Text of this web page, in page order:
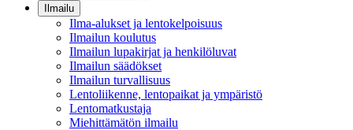
Ilmailu
Ilma-alukset ja lentokelpoisuus
Ilmailun koulutus
Ilmailun lupakirjat ja henkilöluvat
Ilmailun säädökset
Ilmailun turvallisuus
Lentoliikenne, lentopaikat ja ympäristö
Lentomatkustaja
Miehittämätön ilmailu